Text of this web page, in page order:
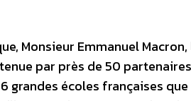
Monsieur Emmanuel
par près de 50
grandes écoles françaises